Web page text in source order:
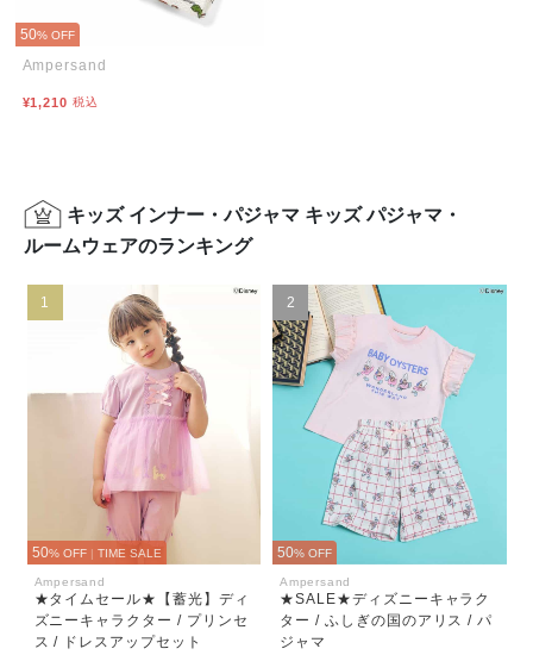
50% OFF
Ampersand
¥1,210 税込
キッズ インナー・パジャマ キッズ パジャマ・
ルームウェアのランキング
1
50% OFF | TIME SALE
Ampersand
★タイムセール★【蓄光】ディ
ズニーキャラクター / プリンセ
ス / ドレスアップセット
2
50% OFF
Ampersand
★SALE★ディズニーキャラク
ター / ふしぎの国のアリス / パ
ジャマ